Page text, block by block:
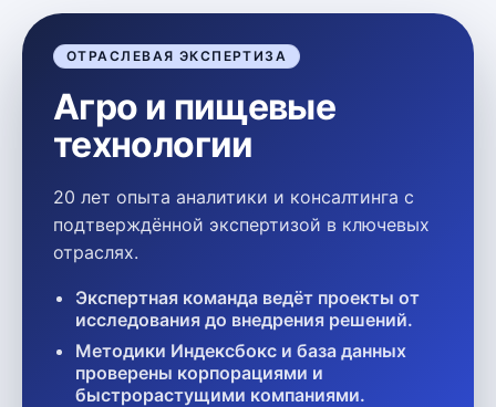
ОТРАСЛЕВАЯ ЭКСПЕРТИЗА
Агро и пищевые
технологии
20 лет опыта аналитики и консалтинга с
подтверждённой экспертизой в ключевых
отраслях.
Экспертная команда ведёт проекты от
исследования до внедрения решений.
Методики Индексбокс и база данных
проверены корпорациями и
быстрорастущими компаниями.